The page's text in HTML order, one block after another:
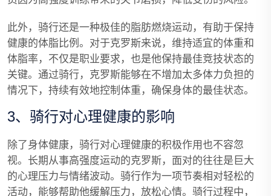
此外，骑行还是一种极佳的脂肪燃烧运动，有助于保持
健康的体脂比例。对于克罗斯来说，维持适宜的体重和
体脂率，不仅是职业要求，也是他保持最佳竞技状态的
关键。通过骑行，克罗斯能够在不增加太多体力负担的
情况下，持续有效地控制体重，确保身体的最佳状态。
3、骑行对心理健康的影响
除了身体健康，骑行对心理健康的积极作用也不容忽
视。长期从事高强度运动的克罗斯，面对的往往是巨大
的心理压力与情绪波动。骑行作为一项节奏相对轻松的
活动，能够帮助他缓解压力，放松心情。骑行过程中，